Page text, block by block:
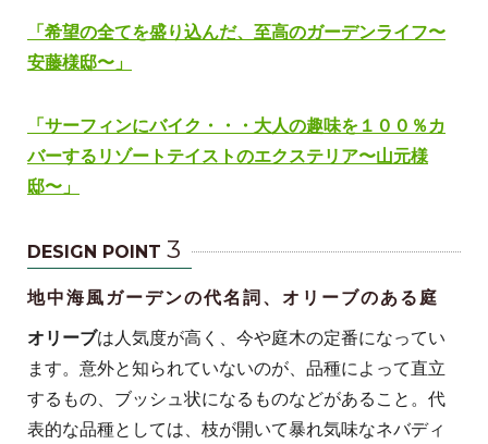
「希望の全てを盛り込んだ、至高のガーデンライフ〜
安藤様邸〜」
「サーフィンにバイク・・・大人の趣味を１００％カ
バーするリゾートテイストのエクステリア〜山元様
邸〜」
DESIGN POINT 3
地中海風ガーデンの代名詞、オリーブのある庭
オリーブは人気度が高く、今や庭木の定番になってい
ます。意外と知られていないのが、品種によって直立
するもの、ブッシュ状になるものなどがあること。代
表的な品種としては、枝が開いて暴れ気味なネバディ